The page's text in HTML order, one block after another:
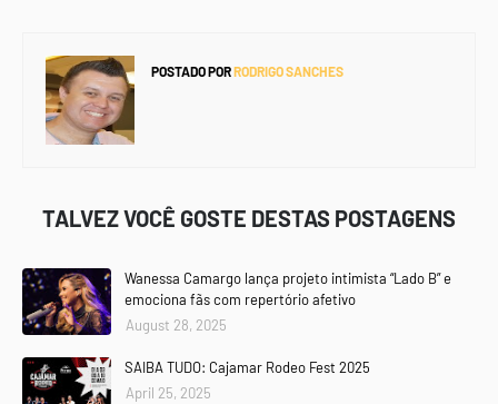
POSTADO PORRODRIGO SANCHES
TALVEZ VOCÊ GOSTE DESTAS POSTAGENS
Wanessa Camargo lança projeto intimista “Lado B” e
emociona fãs com repertório afetivo
August 28, 2025
SAIBA TUDO: Cajamar Rodeo Fest 2025
April 25, 2025